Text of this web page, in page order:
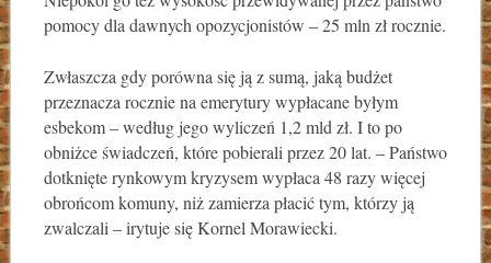
pomocy dla dawnych opozycjonistów – 25 mln zł rocznie.
Zwłaszcza gdy porówna się ją z sumą, jaką budżet
przeznacza rocznie na emerytury wypłacane byłym
esbekom – według jego wyliczeń 1,2 mld zł. I to po
obniżce świadczeń, które pobierali przez 20 lat. – Państwo
dotknięte rynkowym kryzysem wypłaca 48 razy więcej
obrońcom komuny, niż zamierza płacić tym, którzy ją
zwalczali – irytuje się Kornel Morawiecki.